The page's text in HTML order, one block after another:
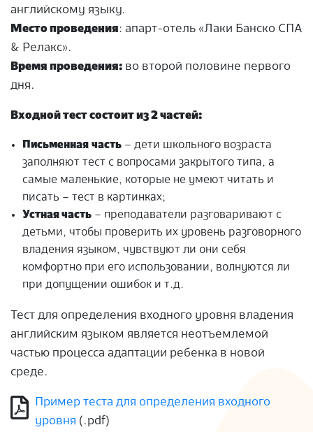
английскому языку.
Место проведения: апарт-отель «Лаки Банско СПА
& Релакс».
Время проведения: во второй половине первого
дня.
Входной тест состоит из 2 частей:
Письменная часть – дети школьного возраста
заполняют тест с вопросами закрытого типа, а
самые маленькие, которые не умеют читать и
писать – тест в картинках;
Устная часть – преподаватели разговаривают с
детьми, чтобы проверить их уровень разговорного
владения языком, чувствуют ли они себя
комфортно при его использовании, волнуются ли
при допущении ошибок и т.д.
Тест для определения входного уровня владения
английским языком является неотъемлемой
частью процесса адаптации ребенка в новой
среде.
Пример теста для определения входного
уровня (.pdf)